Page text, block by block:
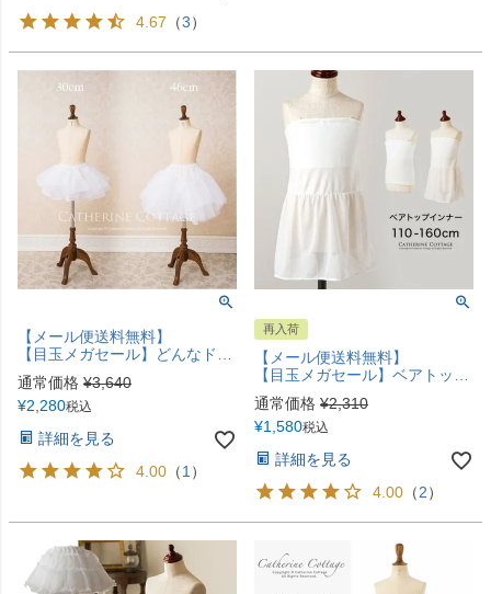
4.67 （3）
【メール便送料無料】
【目玉メガセール】どんなドレスもふわふわに！ ボリュームアップパニエ YUP12 《メール便優先商品》
通常価格 ¥3,640
¥2,280税込
詳細を見る
4.00 （1 ）
再入荷
【メール便送料無料】
【目玉メガセール】ベアトップ インナー カップ付き スカート付き 子供ドレス 肌着 ダンス 下着 YUP12 フォーマル パニエ・ペチコート《メール便優先商品》
通常価格 ¥2,310
¥1,580税込
詳細を見る
4.00 （2）